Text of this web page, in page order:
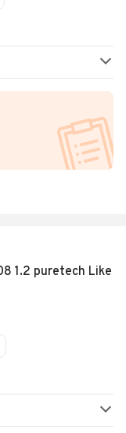
1.2 puretech Like